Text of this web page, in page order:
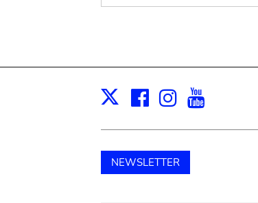
X Facebook
Instagram
NEWSLETTER